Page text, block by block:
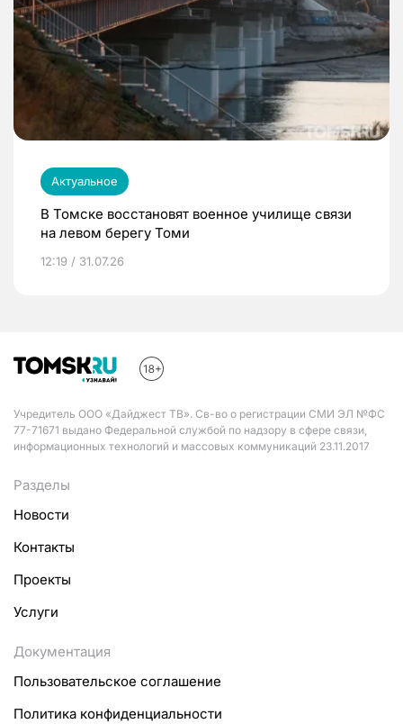
Актуальное
В Томске восстановят военное училище связи
на левом берегу Томи
12:19 / 31.07.26
Учредитель ООО «Дайджест ТВ». Св-во о регистрации СМИ ЭЛ №ФС
77-71671 выдано Федеральной службой по надзору в сфере связи,
информационных технологий и массовых коммуникаций 23.11.2017
Разделы
Новости
Контакты
Проекты
Услуги
Документация
Пользовательское соглашение
Политика конфиденциальности